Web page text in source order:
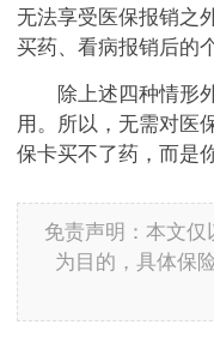
无法享受医保报销之
买药、看病报销后的
除上述四种情形外
用。所以，无需对医
保卡买不了药，而是
免责声明：本文
为目的，具体保